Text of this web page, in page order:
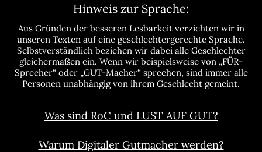
Hinweis zur Sprache:
Aus Gründen der besseren Lesbarkeit verzichten wir in
unseren Texten auf eine geschlechtergerechte Sprache.
Selbstverständlich beziehen wir dabei alle Geschlechter
gleichermaßen ein. Wenn wir beispielsweise von „FÜR-
Sprecher“ oder „GUT-Macher“ sprechen, sind immer alle
Personen unabhängig von ihrem Geschlecht gemeint.
Was sind RoC und LUST AUF GUT?
Warum Digitaler Gutmacher werden?